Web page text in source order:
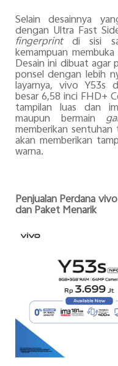
Selain desainnya
dengan Ultra Fast
fingerprintdi sisi
kemampuan
Desain ini dibuat agar
ponsel dengan lebih
layarnya, vivo Y53s
besar 6,58 inci FHD+
tampilan luas dan
maupun bermain
memberikan
akan memberikan
warna.
Penjualan Perdana
dan Paket Menarik